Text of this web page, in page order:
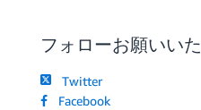
フォローお願いい
Twitter
Facebook